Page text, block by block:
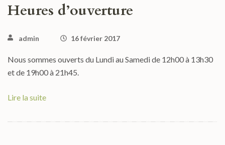
Heures d’ouverture
admin 16 février 2017
Nous sommes ouverts du Lundi au Samedi de 12h00 à 13h30
et de 19h00 à 21h45.
Lire la suite